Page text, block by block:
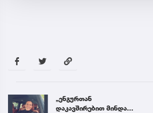
„ენგურთან
დაკავშირებით მინდა